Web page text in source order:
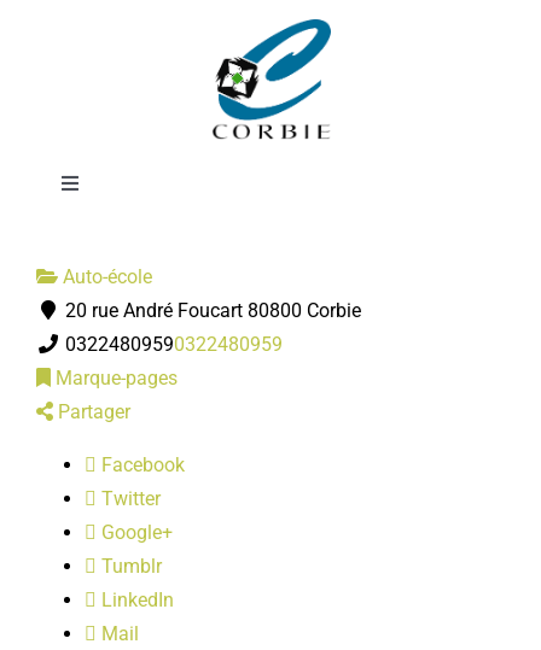
Toggle
DÉMARCHES ADMINISTRATIVES
SERVICES MUNICIPAUX
PRATIQUE
LOISIRS
PUBLICATIONS
Auto école
Bernard
Auto-école
20 rue André Foucart 80800 Corbie
03224809590322480959
Marque-pages
Partager
Facebook
Twitter
Google+
Tumblr
LinkedIn
Mail